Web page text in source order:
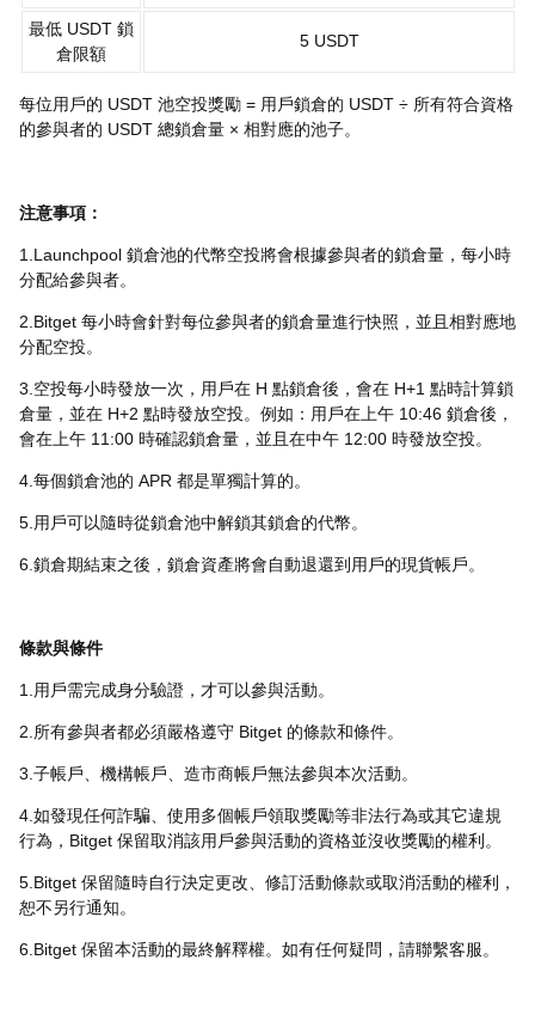
最低 USDT 鎖
倉限額
5 USDT
每位用戶的 USDT 池空投獎勵 = 用戶鎖倉的 USDT ÷ 所有符合資格
的參與者的 USDT 總鎖倉量 × 相對應的池子。
注意事項：
1.Launchpool 鎖倉池的代幣空投將會根據參與者的鎖倉量，每小時
分配給參與者。
2.Bitget 每小時會針對每位參與者的鎖倉量進行快照，並且相對應地
分配空投。
3.空投每小時發放一次，用戶在 H 點鎖倉後，會在 H+1 點時計算鎖
倉量，並在 H+2 點時發放空投。例如：用戶在上午 10:46 鎖倉後，
會在上午 11:00 時確認鎖倉量，並且在中午 12:00 時發放空投。
4.每個鎖倉池的 APR 都是單獨計算的。
5.用戶可以隨時從鎖倉池中解鎖其鎖倉的代幣。
6.鎖倉期結束之後，鎖倉資產將會自動退還到用戶的現貨帳戶。
條款與條件
1.用戶需完成身分驗證，才可以參與活動。
2.所有參與者都必須嚴格遵守 Bitget 的條款和條件。
3.子帳戶、機構帳戶、造市商帳戶無法參與本次活動。
4.如發現任何詐騙、使用多個帳戶領取獎勵等非法行為或其它違規
行為，Bitget 保留取消該用戶參與活動的資格並沒收獎勵的權利。
5.Bitget 保留隨時自行決定更改、修訂活動條款或取消活動的權利，
恕不另行通知。
6.Bitget 保留本活動的最終解釋權。如有任何疑問，請聯繫客服。